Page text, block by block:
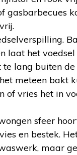
gasbarbecues
laat het
lang buiten
meteen bakt
of vries het in
sfeer
en bestek.
maar